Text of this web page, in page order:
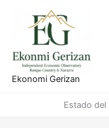
Ekonomi Gerizan
Estado